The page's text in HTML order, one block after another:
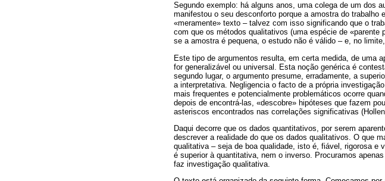
Segundo exemplo: há alguns anos, uma colega de um dos
manifestou o seu desconforto porque a amostra do trabalho
«meramente» texto – talvez com isso significando que o
com que os métodos qualitativos (uma espécie de «parente
se a amostra é pequena, o estudo não é válido – e, no
Este tipo de argumentos resulta, em certa medida, de uma
for generalizável ou universal. Esta noção genérica é
segundo lugar, o argumento presume, erradamente, a
a interpretativa. Negligencia o facto de a própria
mais frequentes e potencialmente problemáticos ocorre
depois de encontrá-las, «descobre» hipóteses que fazem
asteriscos encontrados nas correlações significativas
Daqui decorre que os dados quantitativos, por serem
descrever a realidade do que os dados qualitativos. O que
qualitativa – seja de boa qualidade, isto é, fiável, rigorosa
é superior à quantitativa, nem o inverso. Procuramos
faz investigação qualitativa.